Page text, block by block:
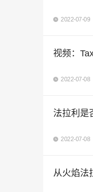
2022-07-09
视频：
2022-07-08
法拉利是
2022-07-08
从火焰法